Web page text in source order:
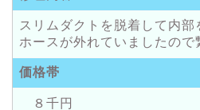
スリムダクトを脱着して内
ホースが外れていましたので
価格帯
８千円